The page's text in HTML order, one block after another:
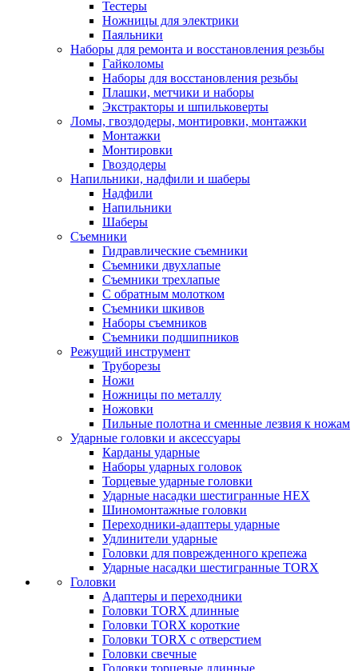
Тестеры
Ножницы для электрики
Паяльники
Наборы для ремонта и восстановления резьбы
Гайколомы
Наборы для восстановления резьбы
Плашки, метчики и наборы
Экстракторы и шпильковерты
Ломы, гвоздодеры, монтировки, монтажки
Монтажки
Монтировки
Гвоздодеры
Напильники, надфили и шаберы
Надфили
Напильники
Шаберы
Съемники
Гидравлические съемники
Съемники двухлапые
Съемники трехлапые
С обратным молотком
Съемники шкивов
Наборы съемников
Съемники подшипников
Режущий инструмент
Труборезы
Ножи
Ножницы по металлу
Ножовки
Пильные полотна и сменные лезвия к ножам
Ударные головки и аксессуары
Карданы ударные
Наборы ударных головок
Торцевые ударные головки
Ударные насадки шестигранные HEX
Шиномонтажные головки
Переходники-адаптеры ударные
Удлинители ударные
Головки для поврежденного крепежа
Ударные насадки шестигранные TORX
Головки
Адаптеры и переходники
Головки TORX длинные
Головки TORX короткие
Головки TORX с отверстием
Головки свечные
Головки торцевые длинные